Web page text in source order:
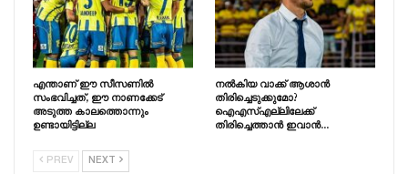
എന്താണ് ഈ സീസണിൽ
സംഭവിച്ചത്, ഈ നാണക്കേട്
അടുത്ത കാലത്തൊന്നും
ഉണ്ടായിട്ടില്ല
നൽകിയ വാക്ക് ആശാൻ
തിരിച്ചെടുക്കുമോ?
ഐഎസ്എല്ലിലേക്ക്
തിരിച്ചെത്താൻ ഇവാൻ…
PREV NEXT